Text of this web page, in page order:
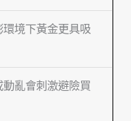
環境下黃金更具吸
動亂會刺激避險買